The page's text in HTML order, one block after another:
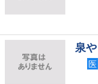
泉
医